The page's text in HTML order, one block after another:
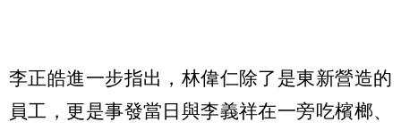
李正皓進一步指出，林偉仁除了是東新營造的
員工，更是事發當日與李義祥在一旁吃檳榔、